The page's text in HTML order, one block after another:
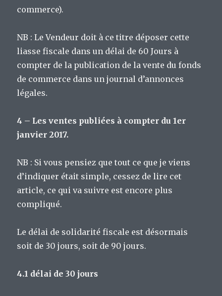
commerce).
NB : Le Vendeur doit à ce titre déposer cette
liasse fiscale dans un délai de 60 Jours à
compter de la publication de la vente du fonds
de commerce dans un journal d’annonces
légales.
4 – Les ventes publiées à compter du 1er
janvier 2017.
NB : Si vous pensiez que tout ce que je viens
d’indiquer était simple, cessez de lire cet
article, ce qui va suivre est encore plus
compliqué.
Le délai de solidarité fiscale est désormais
soit de 30 jours, soit de 90 jours.
4.1 délai de 30 jours